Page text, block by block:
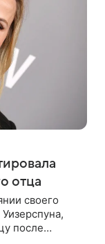
отца
своего
после